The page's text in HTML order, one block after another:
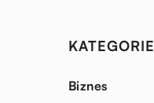
KATEGORIE
Biznes